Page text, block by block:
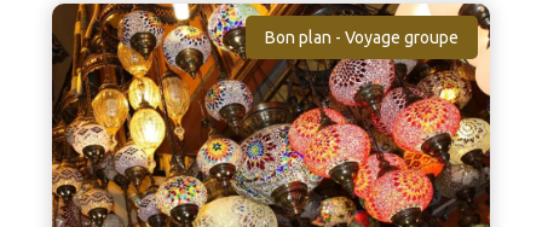
Bon plan - Voyage groupe